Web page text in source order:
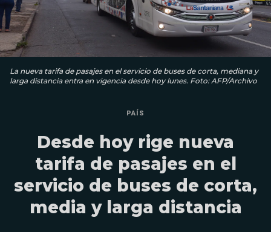
La nueva tarifa de pasajes en el servicio de buses de corta, mediana y
larga distancia entra en vigencia desde hoy lunes. Foto: AFP/Archivo
PAÍS
Desde hoy rige nueva
tarifa de pasajes en el
servicio de buses de corta,
media y larga distancia